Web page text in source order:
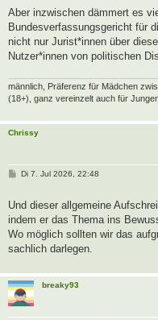
Aber inzwischen dämmert es
Bundesverfassungsgericht für
nicht nur Jurist*innen über
Nutzer*innen von politischen
männlich, Präferenz für Mädchen
(18+), ganz vereinzelt auch für
Chrissy
B
t
r
a
g
Di 7. Jul 2026, 22:48
Und dieser allgemeine
indem er das Thema ins
Wo möglich sollten wir das
sachlich darlegen.
breaky93